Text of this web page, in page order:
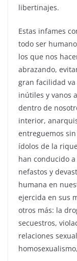
libertinajes.
Estas infames
todo ser
los que nos
abrazando,
gran facilidad
inútiles y vanos
dentro de
interior,
entreguemos sin
ídolos de la
han conducido
nefastos y
humana en
ejercida en sus
otros más: la
secuestros,
relaciones